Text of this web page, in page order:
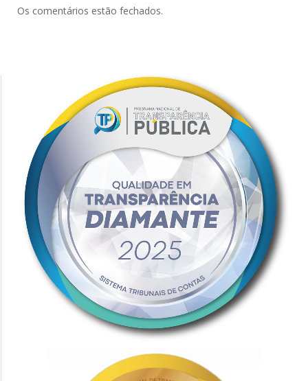
Os comentários estão fechados.